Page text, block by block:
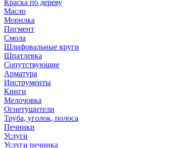
Краска по дереву
Масло
Морилка
Пигмент
Смола
Шлифовальные круги
Шпатлевка
Сопутствующие
Арматура
Инструменты
Книги
Мелочовка
Огнетушители
Труба, уголок, полоса
Печники
Услуги
Услуги печника